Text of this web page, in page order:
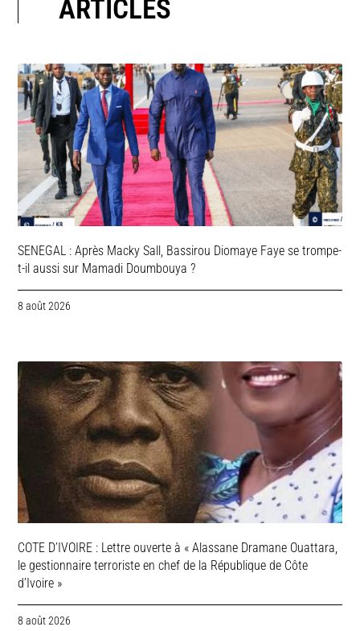
ARTICLES
SENEGAL : Après Macky Sall, Bassirou Diomaye Faye se trompe-
t-il aussi sur Mamadi Doumbouya ?
8 août 2026
COTE D’IVOIRE : Lettre ouverte à « Alassane Dramane Ouattara,
le gestionnaire terroriste en chef de la République de Côte
d’Ivoire »
8 août 2026